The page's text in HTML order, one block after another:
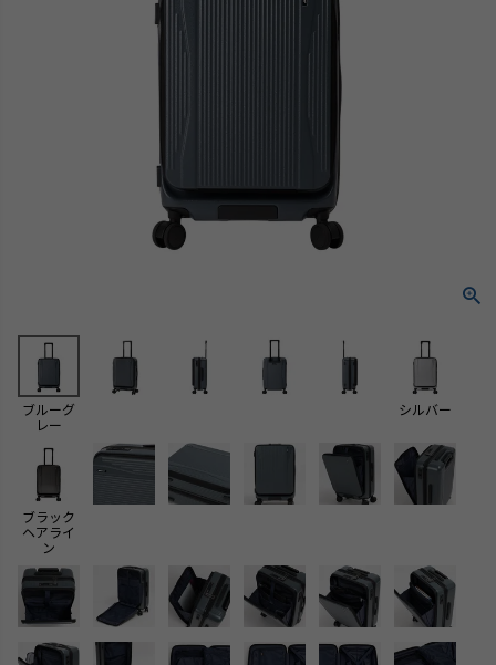
ブルーグ
レー
シルバー
ブラック
ヘアライ
ン